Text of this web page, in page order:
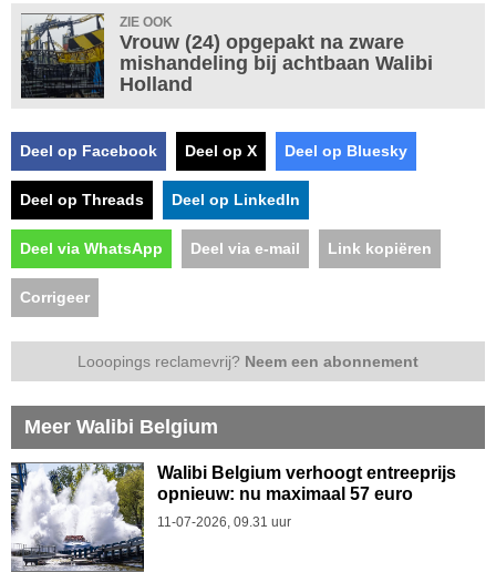
ZIE OOK
Vrouw (24) opgepakt na zware
mishandeling bij achtbaan Walibi
Holland
Deel op Facebook Deel op X Deel op Bluesky
Deel op Threads Deel op LinkedIn
Deel via WhatsApp Deel via e-mail Link kopiëren
Corrigeer
Looopings reclamevrij? Neem een abonnement
Meer Walibi Belgium
Walibi Belgium verhoogt entreeprijs
opnieuw: nu maximaal 57 euro
11-07-2026, 09.31 uur